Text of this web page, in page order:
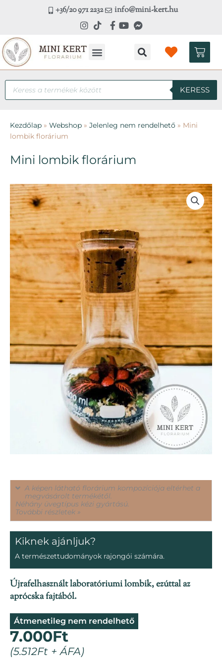
+36/20 971 2232 info@mini-kert.hu
Products
search
KERESS
Kezdőlap » Webshop » Jelenleg nem rendelhető » Mini
lombik florárium
Mini lombik florárium
A képen látható florárium kompozíciója eltérhet a
megvásárolt termékétől.
Néhány üvegtípus kézi gyártású.
További részletek »
Kiknek ajánljuk?
A természettudományok rajongói számára.
Újrafelhasznált laboratóriumi lombik, ezúttal az
aprócska fajtából.
Átmenetileg nem rendelhető
7.000Ft
(5.512Ft + ÁFA)